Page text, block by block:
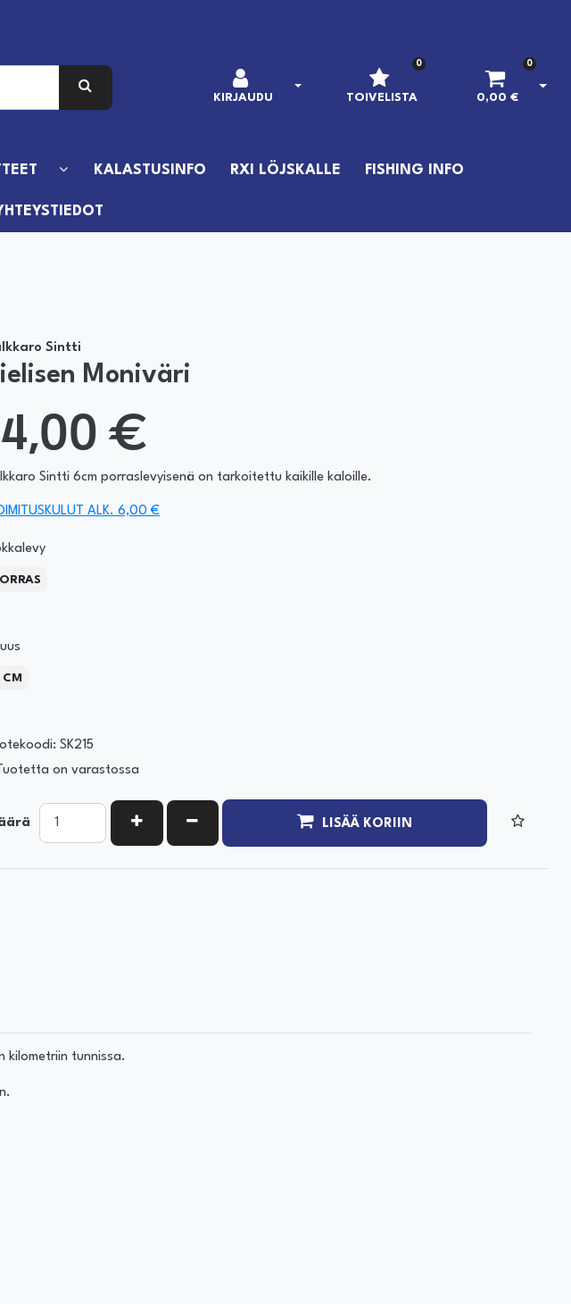
KIRJAUDU
AVAA KIRJAUTUMINEN
TOIVELISTA
0 0
0,00 €
KALASTUSINFO RXI LÖJSKALLE FISHING INFO
Sintti
Moniväri
€
Sintti 6cm porraslevyisenä on tarkoitettu kaikille kaloille.
ALK. 6,00 €
SK215
on varastossa
KASVATA MÄÄRÄÄ
VÄHENNÄ MÄÄRÄÄ LISÄÄ KORIIN
kilometriin tunnissa.